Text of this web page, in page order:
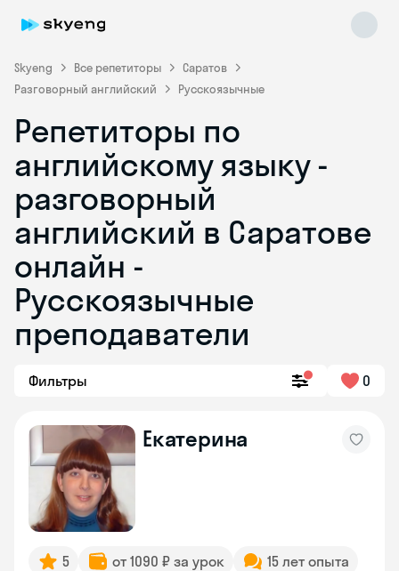
Skyeng Все репетиторы
Саратов
Разговорный английский
Русскоязычные
Репетиторы по
английскому языку -
разговорный
английский в Саратове
онлайн -
Русскоязычные
преподаватели
Фильтры 0
Екатерина
5 от 1090 ₽ за урок
15 лет опыта
Skyeng Chat